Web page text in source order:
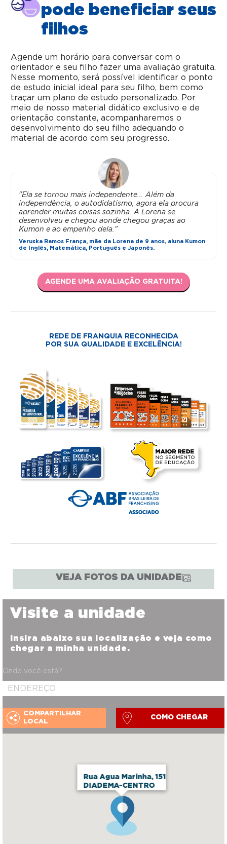
pode beneficiar seus
filhos
Agende um horário para conversar com o
orientador e seu filho fazer uma avaliação gratuita.
Nesse momento, será possível identificar o ponto
de estudo inicial ideal para seu filho, bem como
traçar um plano de estudo personalizado. Por
meio de nosso material didático exclusivo e de
orientação constante, acompanharemos o
desenvolvimento do seu filho adequando o
material de acordo com seu progresso.
"Ela se tornou mais independente... Além da
independência, o autodidatismo, agora ela procura
aprender muitas coisas sozinha. A Lorena se
desenvolveu e chegou aonde chegou graças ao
Kumon e ao empenho dela."
Veruska Ramos França, mãe da Lorena de 9 anos, aluna Kumon
de Inglês, Matemática, Português e Japonês.
AGENDE UMA AVALIAÇÃO GRATUITA!
REDE DE FRANQUIA RECONHECIDA
POR SUA QUALIDADE E EXCELÊNCIA!
VEJA FOTOS DA UNIDADE
Rua Agua Marinha, 151
DIADEMA-CENTRO
Visite a unidade
Insira abaixo sua localização e veja como
chegar a minha unidade.
Onde você está?
COMPARTILHAR
LOCAL
COMO CHEGAR